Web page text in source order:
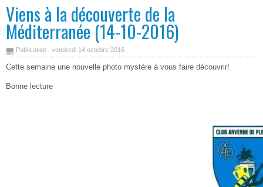
Viens à la découverte de la
Méditerranée (14-10-2016)
Publication : vendredi 14 octobre 2016
Cette semaine une nouvelle photo mystère à vous faire découvrir!
Bonne lecture